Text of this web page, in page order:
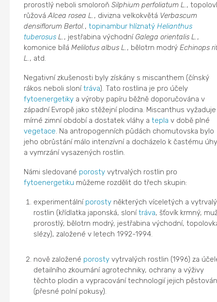
prorostlý neboli smoloroň Silphium perfoliatum L.,
růžováAlcea rosea L., divizna velkokvětá Verbascum
densiflorum Bertol., topinambur hlíznatý Helianthus
tuberosusL., jestřabina východní Galega orientalis L.,
komonice bílá Melilotus albus L., bělotrn modrý Echinops
L., atd.
Negativní zkušenosti byly získány s miscanthem (čínský
rákos neboli slonítráva). Tato rostlina je pro účely
fytoenergetikya výroby papíru běžně doporučována v
západní Evropě jako stěžejní plodina. Miscanthus vyžaduje
mírné zimní období a dostatek vláhy a tepla v době plné
vegetace. Na antropogenních půdách chomutovska bylo
jeho obrůstání málo intenzívní a docházelo k častému
a vymrzání vysazených rostlin.
Námi sledované porostyvytrvalých rostlin pro
fytoenergetiku můžeme rozdělit do třech skupin:
experimentální porostyněkterých víceletých a
rostlin (křídlatka japonská, slonítráva, šťovík krmný,
prorostlý, bělotrn modrý, jestřabina východní,
slézy), založené v letech 1992-1994.
nově založené porostyvytrvalých rostlin (1996) za
detailního zkoumání agrotechniky, ochrany a výživy
těchto plodin a vypracování technologií jejich
(přesné polní pokusy).